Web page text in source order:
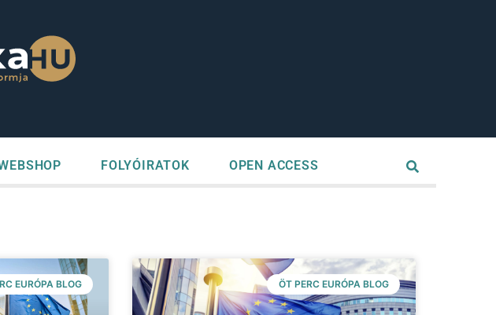
FOLYÓIRATOK OPEN ACCESS
EURÓPA BLOG ÖT PERC EURÓPA BLOG